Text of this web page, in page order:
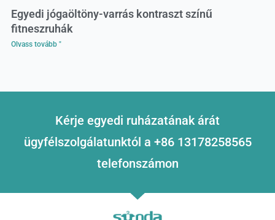
Egyedi jógaöltöny-varrás kontraszt színű
fitneszruhák
Olvass tovább "
Kérje egyedi ruházatának árát
ügyfélszolgálatunktól a +86 13178258565
telefonszámon